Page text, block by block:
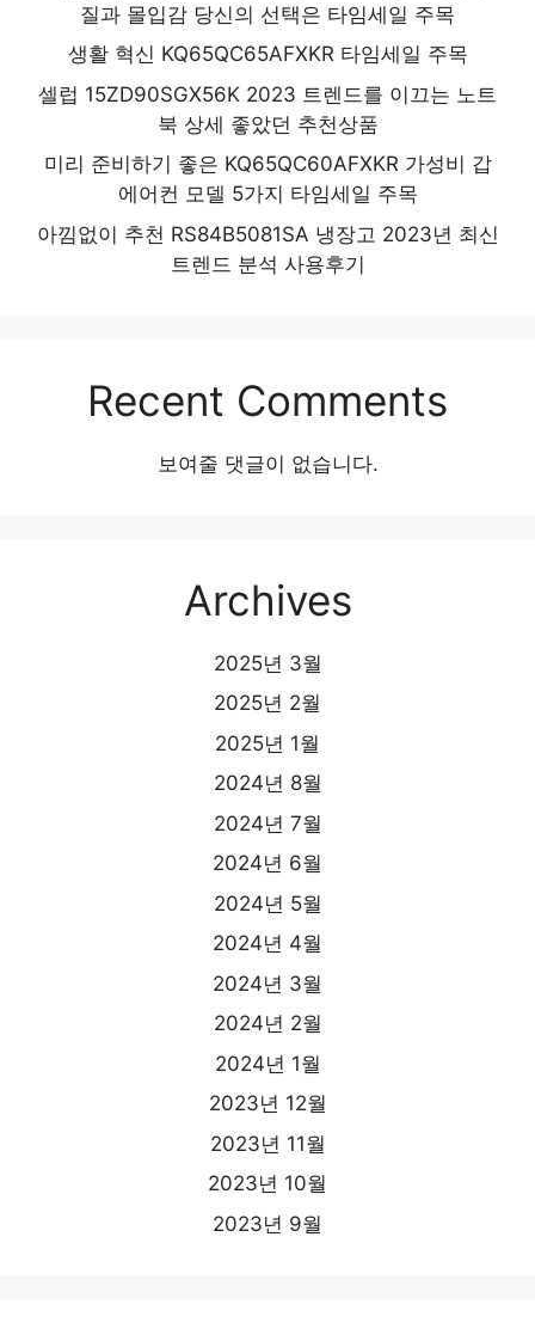
질과 몰입감 당신의 선택은 타임세일 주목
생활 혁신 KQ65QC65AFXKR 타임세일 주목
셀럽 15ZD90SGX56K 2023 트렌드를 이끄는 노트
북 상세 좋았던 추천상품
미리 준비하기 좋은 KQ65QC60AFXKR 가성비 갑
에어컨 모델 5가지 타임세일 주목
아낌없이 추천 RS84B5081SA 냉장고 2023년 최신
트렌드 분석 사용후기
Recent Comments
보여줄 댓글이 없습니다.
Archives
2025년 3월
2025년 2월
2025년 1월
2024년 8월
2024년 7월
2024년 6월
2024년 5월
2024년 4월
2024년 3월
2024년 2월
2024년 1월
2023년 12월
2023년 11월
2023년 10월
2023년 9월